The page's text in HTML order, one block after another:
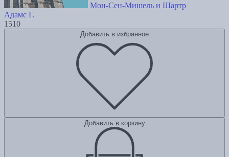
Мон-Сен-Мишель и Шартр
Адамс Г.
1510
Добавить в избранное
Добавить в корзину